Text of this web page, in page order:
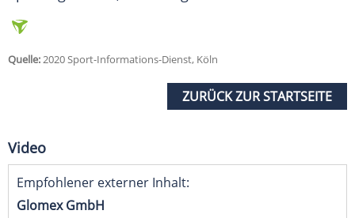
Quelle:2020 Sport-Informations-Dienst, Köln
ZURÜCK ZUR STARTSEITE
Video
Empfohlener externer Inhalt:
Glomex GmbH